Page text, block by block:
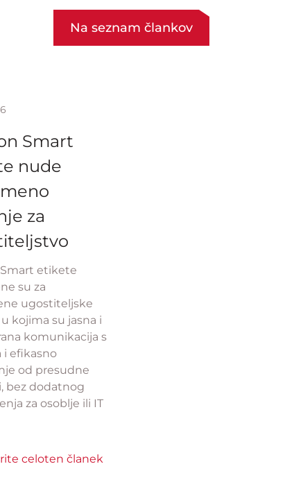
Na seznam člankov
Smart
nude
za
etikete
su za
ugostiteljske
kojima su jasna i
komunikacija s
i efikasno
od presudne
bez dodatnog
za osoblje ili IT
celoten članek